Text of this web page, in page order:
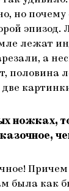
но почему
эпизод.
лежат
а
половина
ножках,
была как